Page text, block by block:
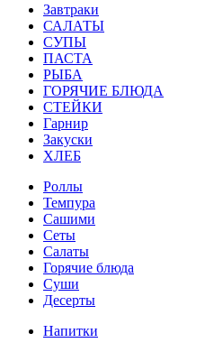
Завтраки
САЛАТЫ
СУПЫ
ПАСТА
РЫБА
ГОРЯЧИЕ БЛЮДА
СТЕЙКИ
Гарнир
Закуски
ХЛЕБ
Роллы
Темпура
Сашими
Сеты
Салаты
Горячие блюда
Суши
Десерты
Напитки